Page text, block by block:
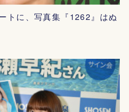
トに、写真集『1262』はぬ